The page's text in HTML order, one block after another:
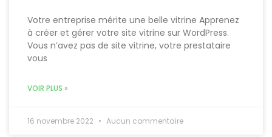
Votre entreprise mérite une belle vitrine Apprenez
à créer et gérer votre site vitrine sur WordPress.
Vous n’avez pas de site vitrine, votre prestataire
vous
VOIR PLUS »
16 novembre 2022 Aucun commentaire